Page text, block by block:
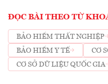
ĐỌC BÀI THEO TỪ
BẢO HIỂM THẤT NGHIỆP
BẢO HIỂM Y TẾ
CƠ
CƠ SỞ DỮ LIỆU QUỐC GIA